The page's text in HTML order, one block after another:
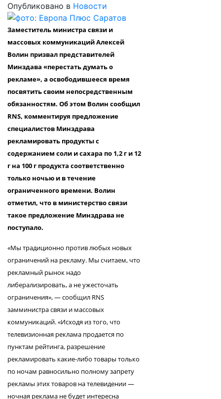
Опубликовано в Новости
Заместитель министра связи и
массовых коммуникаций Алексей
Волин призвал представителей
Минздава «перестать думать о
рекламе», а освободившееся время
посвятить своим непосредственным
обязанностям. Об этом Волин сообщил
RNS, комментируя предложение
специалистов Минздрава
рекламировать продукты с
содержанием соли и сахара по 1,2 г и 12
г на 100 г продукта соответственно
только ночью и в течение
ограниченного времени. Волин
отметил, что в министерство связи
такое предложение Минздрава не
поступало.
«Мы традиционно против любых новых
ограничений на рекламу. Мы считаем, что
рекламный рынок надо
либерализировать, а не ужесточать
ограничения», — сообщил RNS
замминистра связи и массовых
коммуникаций. «Исходя из того, что
телевизионная реклама продается по
пунктам рейтинга, разрешение
рекламировать какие-либо товары только
по ночам равносильно полному запрету
рекламы этих товаров на телевидении —
ночная реклама не будет интересна